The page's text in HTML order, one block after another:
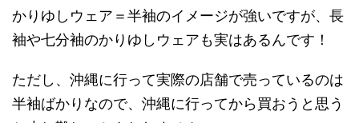
かりゆしウェア＝半袖のイメージが強いですが、長
袖や七分袖のかりゆしウェアも実はあるんです！
ただし、沖縄に行って実際の店舗で売っているのは
半袖ばかりなので、沖縄に行ってから買おうと思う